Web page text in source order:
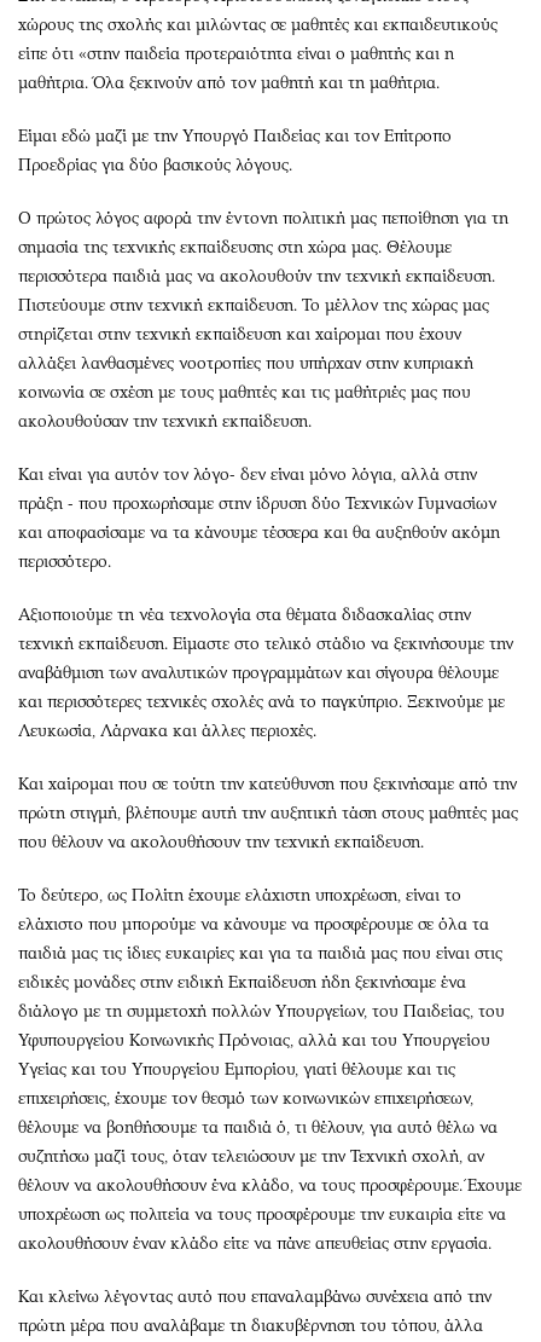
χώρους της σχολής και μιλώντας σε μαθητές και εκπαιδευτικούς
είπε ότι «στην παιδεία προτεραιότητα είναι ο μαθητής και η
μαθήτρια. Όλα ξεκινούν από τον μαθητή και τη μαθήτρια.
Είμαι εδώ μαζί με την Υπουργό Παιδείας και τον Επίτροπο
Προεδρίας για δύο βασικούς λόγους.
Ο πρώτος λόγος αφορά την έντονη πολιτική μας πεποίθηση για τη
σημασία της τεχνικής εκπαίδευσης στη χώρα μας. Θέλουμε
περισσότερα παιδιά μας να ακολουθούν την τεχνική εκπαίδευση.
Πιστεύουμε στην τεχνική εκπαίδευση. Το μέλλον της χώρας μας
στηρίζεται στην τεχνική εκπαίδευση και χαίρομαι που έχουν
αλλάξει λανθασμένες νοοτροπίες που υπήρχαν στην κυπριακή
κοινωνία σε σχέση με τους μαθητές και τις μαθήτριές μας που
ακολουθούσαν την τεχνική εκπαίδευση.
Και είναι για αυτόν τον λόγο- δεν είναι μόνο λόγια, αλλά στην
πράξη - που προχωρήσαμε στην ίδρυση δύο Τεχνικών Γυμνασίων
και αποφασίσαμε να τα κάνουμε τέσσερα και θα αυξηθούν ακόμη
περισσότερο.
Αξιοποιούμε τη νέα τεχνολογία στα θέματα διδασκαλίας στην
τεχνική εκπαίδευση. Είμαστε στο τελικό στάδιο να ξεκινήσουμε την
αναβάθμιση των αναλυτικών προγραμμάτων και σίγουρα θέλουμε
και περισσότερες τεχνικές σχολές ανά το παγκύπριο. Ξεκινούμε με
Λευκωσία, Λάρνακα και άλλες περιοχές.
Και χαίρομαι που σε τούτη την κατεύθυνση που ξεκινήσαμε από την
πρώτη στιγμή, βλέπουμε αυτή την αυξητική τάση στους μαθητές μας
που θέλουν να ακολουθήσουν την τεχνική εκπαίδευση.
Το δεύτερο, ως Πολίτη έχουμε ελάχιστη υποχρέωση, είναι το
ελάχιστο που μπορούμε να κάνουμε να προσφέρουμε σε όλα τα
παιδιά μας τις ίδιες ευκαιρίες και για τα παιδιά μας που είναι στις
ειδικές μονάδες στην ειδική Εκπαίδευση ήδη ξεκινήσαμε ένα
διάλογο με τη συμμετοχή πολλών Υπουργείων, του Παιδείας, του
Υφυπουργείου Κοινωνικής Πρόνοιας, αλλά και του Υπουργείου
Υγείας και του Υπουργείου Εμπορίου, γιατί θέλουμε και τις
επιχειρήσεις, έχουμε τον θεσμό των κοινωνικών επιχειρήσεων,
θέλουμε να βοηθήσουμε τα παιδιά ό, τι θέλουν, για αυτό θέλω να
συζητήσω μαζί τους, όταν τελειώσουν με την Τεχνική σχολή, αν
θέλουν να ακολουθήσουν ένα κλάδο, να τους προσφέρουμε. Έχουμε
υποχρέωση ως πολιτεία να τους προσφέρουμε την ευκαιρία είτε να
ακολουθήσουν έναν κλάδο είτε να πάνε απευθείας στην εργασία.
Και κλείνω λέγοντας αυτό που επαναλαμβάνω συνέχεια από την
πρώτη μέρα που αναλάβαμε τη διακυβέρνηση του τόπου, άλλα